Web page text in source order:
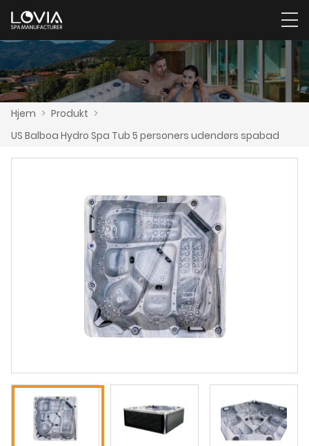
Hjem > Produkt >
US Balboa Hydro Spa Tub 5 personers udendørs spabad